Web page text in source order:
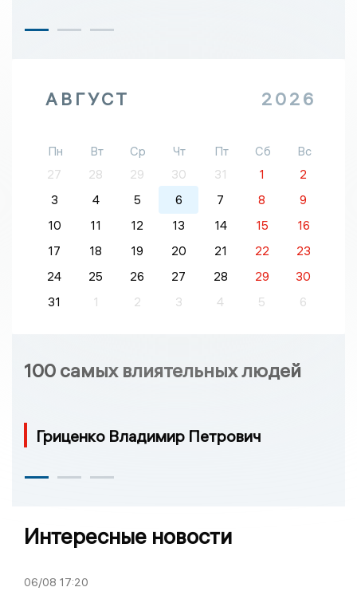
АВГУСТ 2026
Пн Вт Ср Чт Пт Сб
Вс
27
28 29 30 31 1
2
3
4 5 6 7 8
9
10
11 12 13 14 15
16
17
18 19 20 21 22
23
24
25 26 27 28 29
30
31
1 2 3 4 5 6
100 самых влиятельных людей
Гриценко Владимир Петрович
Интересные новости
06/08 17:20